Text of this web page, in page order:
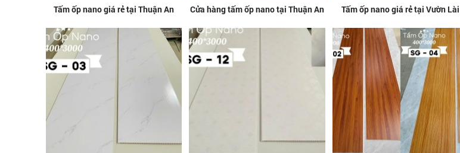
Tấm ốp nano giá rẻ tại Thuận An Cửa hàng tấm ốp nano tại Thuận An Tấm ốp nano giá rẻ tại Vườn Lài